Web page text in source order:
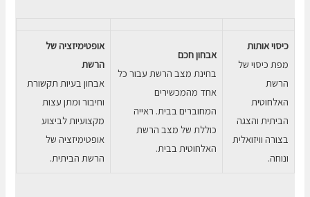
כיסוי אותות
מפת כיסוי של
הרשת
האלחוטית
הביתית והצגה
בצורה וויזואלית
ונוחה.
אבחון חכם
בחינת מצב הרשת עבור כל
אחד מהמכשירים
המחוברים בבית. ראייה
כוללת של מצב הרשת
האלחוטית בבית.
אופטימיזציה של
הרשת
אבחון בעיות תקשורת
וחיבור ומתן עצות
מקצועיות לביצוע
אופטימיזציה של
הרשת הביתית.